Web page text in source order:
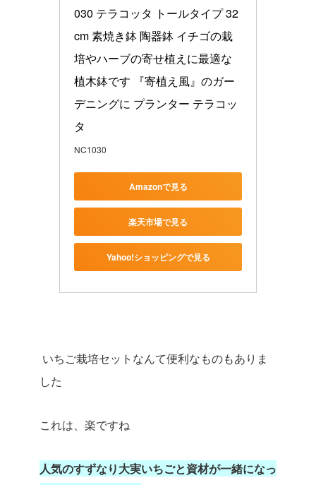
030 テラコッタ トールタイプ 32
cm 素焼き鉢 陶器鉢 イチゴの栽
培やハーブの寄せ植えに最適な
植木鉢です 『寄植え風』のガー
デニングに プランター テラコッ
タ
NC1030
Amazonで見る
楽天市場で見る
Yahoo!ショッピングで見る
いちご栽培セットなんて便利なものもありま
した
これは、楽ですね
人気のすずなり大実いちごと資材が一緒になっ